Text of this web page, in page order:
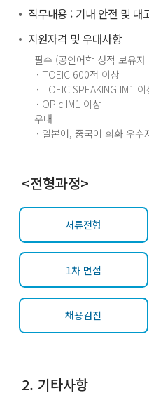
직무내용 : 기내 안전 및 대
지원자격 및 우대사항
- 필수 (공인어학 성적 보유
· TOEIC 600점 이상
· TOEIC SPEAKING IM1 이
· OPIc IM1 이상
- 우대
· 일본어, 중국어 회화 우수
<전형과정>
서류전형
1차 면접
채용검진
2. 기타사항